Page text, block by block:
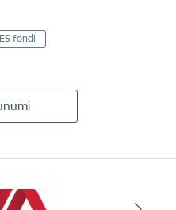
ES fondi